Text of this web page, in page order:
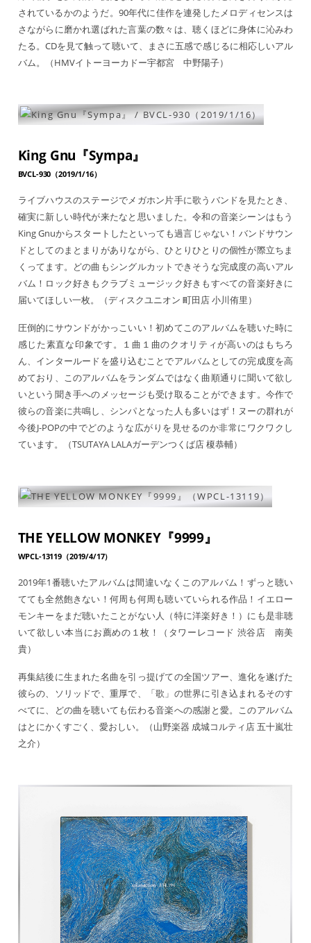
されているかのようだ。90年代に佳作を連発したメロディセンスは
さながらに磨かれ選ばれた言葉の数々は、聴くほどに身体に沁みわ
たる。CDを見て触って聴いて、まさに五感で感じるに相応しいアル
バム。（HMVイトーヨーカドー宇都宮 中野陽子）
King Gnu『Sympa』
BVCL-930（2019/1/16）
ライブハウスのステージでメガホン片手に歌うバンドを見たとき、
確実に新しい時代が来たなと思いました。令和の音楽シーンはもう
King Gnuからスタートしたといっても過言じゃない！バンドサウン
ドとしてのまとまりがありながら、ひとりひとりの個性が際立ちま
くってます。どの曲もシングルカットできそうな完成度の高いアル
バム！ロック好きもクラブミュージック好きもすべての音楽好きに
届いてほしい一枚。（ディスクユニオン 町田店 小川侑里）
圧倒的にサウンドがかっこいい！初めてこのアルバムを聴いた時に
感じた素直な印象です。１曲１曲のクオリティが高いのはもちろ
ん、インタールードを盛り込むことでアルバムとしての完成度を高
めており、このアルバムをランダムではなく曲順通りに聞いて欲し
いという聞き手へのメッセージも受け取ることができます。今作で
彼らの音楽に共鳴し、シンパとなった人も多いはず！ヌーの群れが
今後J-POPの中でどのような広がりを見せるのか非常にワクワクし
ています。（TSUTAYA LALAガーデンつくば店 榎恭輔）
THE YELLOW MONKEY『9999』
WPCL-13119（2019/4/17）
2019年1番聴いたアルバムは間違いなくこのアルバム！ずっと聴い
てても全然飽きない！何周も何周も聴いていられる作品！イエロー
モンキーをまだ聴いたことがない人（特に洋楽好き！）にも是非聴
いて欲しい本当にお薦めの１枚！（タワーレコード 渋谷店 南美
貴）
再集結後に生まれた名曲を引っ提げての全国ツアー、進化を遂げた
彼らの、ソリッドで、重厚で、「歌」の世界に引き込まれるそのす
べてに、どの曲を聴いても伝わる音楽への感謝と愛。このアルバム
はとにかくすごく、愛おしい。（山野楽器 成城コルティ店 五十嵐壮
之介）